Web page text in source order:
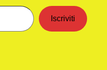
Iscriviti